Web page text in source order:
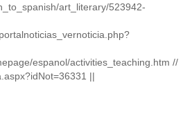
art_literary/523942-
espanol/activities_teaching.htm //
||